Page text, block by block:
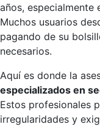
años,
Muchos usuarios
pagando de su
necesarios.
Aquí es donde la
especializados en
Estos profesionales
irregularidades y